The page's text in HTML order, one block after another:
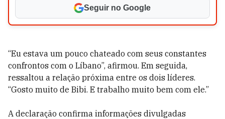
Seguir no Google
“Eu estava um pouco chateado com seus constantes
confrontos com o Líbano”, afirmou. Em seguida,
ressaltou a relação próxima entre os dois líderes.
“Gosto muito de Bibi. E trabalho muito bem com ele.”
A declaração confirma informações divulgadas